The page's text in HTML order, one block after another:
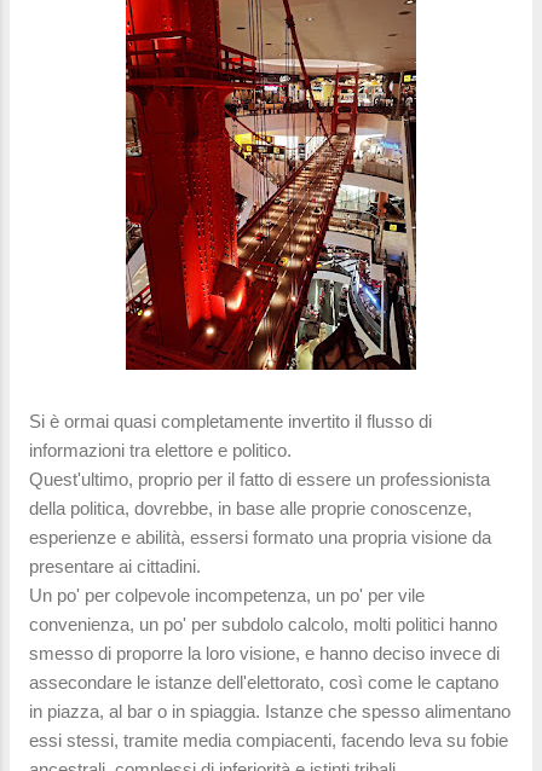
Si è ormai quasi completamente invertito il flusso di
informazioni tra elettore e politico.
Quest'ultimo, proprio per il fatto di essere un professionista
della politica, dovrebbe, in base alle proprie conoscenze,
esperienze e abilità, essersi formato una propria visione da
presentare ai cittadini.
Un po' per colpevole incompetenza, un po' per vile
convenienza, un po' per subdolo calcolo, molti politici hanno
smesso di proporre la loro visione, e hanno deciso invece di
assecondare le istanze dell'elettorato, così come le captano
in piazza, al bar o in spiaggia. Istanze che spesso alimentano
essi stessi, tramite media compiacenti, facendo leva su fobie